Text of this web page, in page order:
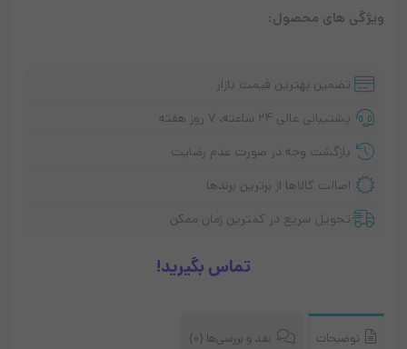
ویژگی های محصول:
تضمین بهترین قیمت بازار
پشتیبانی عالی ۲۴ ساعته، ۷ روز هفته
بازگشت وجه در صورت عدم رضایت
اصالت کالاها از برترین برندها
تحویل سریع در کمترین زمان ممکن
تماس بگیرید!
توضیحات نقد و بررسی‌ها (0)